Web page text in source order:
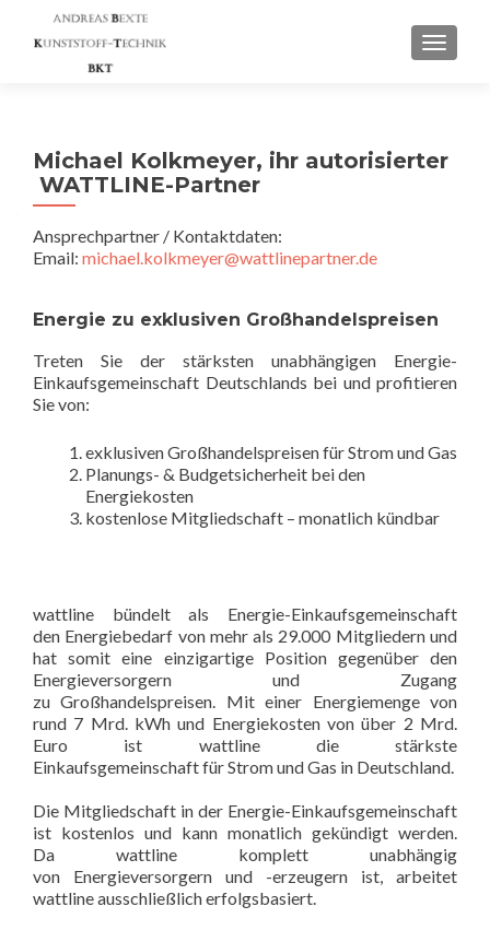
Michael Kolkmeyer, ihr autorisierter
WATTLINE-Partner
Ansprechpartner / Kontaktdaten:
Email: michael.kolkmeyer@wattlinepartner.de
Energie zu exklusiven Großhandelspreisen
Treten Sie der stärksten unabhängigen Energie-
Einkaufsgemeinschaft Deutschlands bei und profitieren
Sie von:
exklusiven Großhandelspreisen für Strom und Gas
Planungs- & Budgetsicherheit bei den
Energiekosten
kostenlose Mitgliedschaft – monatlich kündbar
wattline bündelt als Energie-Einkaufsgemeinschaft
den Energiebedarf von mehr als 29.000 Mitgliedern und
hat somit eine einzigartige Position gegenüber den
Energieversorgern und Zugang
zu Großhandelspreisen. Mit einer Energiemenge von
rund 7 Mrd. kWh und Energiekosten von über 2 Mrd.
Euro ist wattline die stärkste
Einkaufsgemeinschaft für Strom und Gas in Deutschland.
Die Mitgliedschaft in der Energie-Einkaufsgemeinschaft
ist kostenlos und kann monatlich gekündigt werden.
Da wattline komplett unabhängig
von Energieversorgern und -erzeugern ist, arbeitet
wattline ausschließlich erfolgsbasiert.